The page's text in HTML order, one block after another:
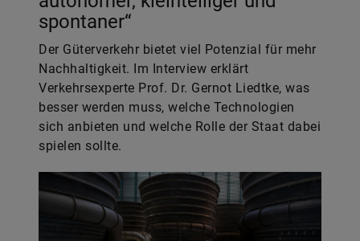
spontaner“
Der Güterverkehr bietet viel Potenzial für mehr
Nachhaltigkeit. Im Interview erklärt
Verkehrsexperte Prof. Dr. Gernot Liedtke, was
besser werden muss, welche Technologien
sich anbieten und welche Rolle der Staat dabei
spielen sollte.